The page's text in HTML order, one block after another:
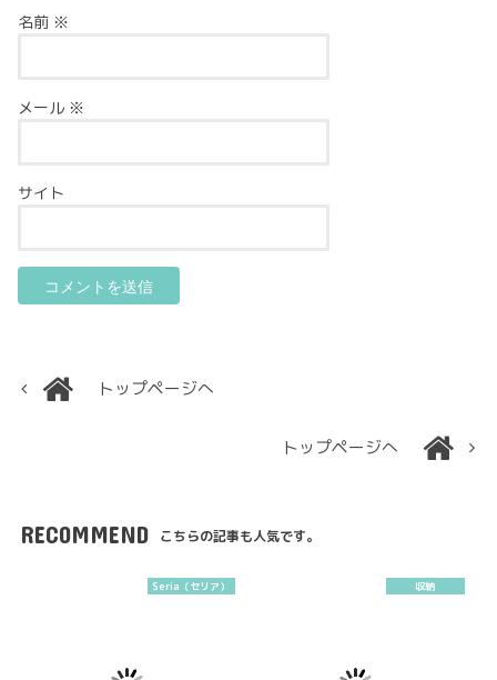
名前 ※
メール ※
サイト
トップページへ
トップページへ
RECOMMEND こちらの記事も人気です。
Seria（セリア） 収納